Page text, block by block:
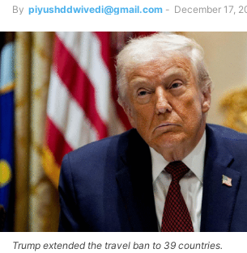
By piyushddwivedi@gmail.com - December 17,
Trump extended the travel ban to 39 countries.